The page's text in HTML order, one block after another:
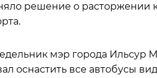
решение о расторжении
мэр города
оснастить все автобусы